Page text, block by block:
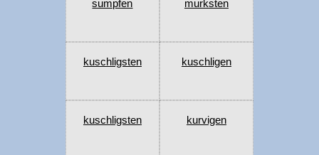
sumpfen murksten
kuschligsten kuschligen
kuschligsten kurvigen